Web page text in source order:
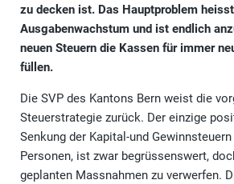
zu decken ist. Das Hauptproblem heisst
Ausgabenwachstum und ist endlich
neuen Steuern die Kassen für immer
füllen.
Die SVP des Kantons Bern weist die
Steuerstrategie zurück. Der einzige
Senkung der Kapital-und
Personen, ist zwar begrüssenswert,
geplanten Massnahmen zu verwerfen.